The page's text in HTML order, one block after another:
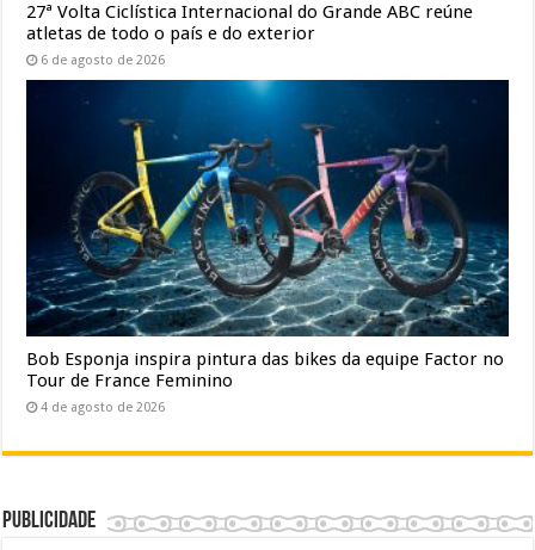
27ª Volta Ciclística Internacional do Grande ABC reúne
atletas de todo o país e do exterior
6 de agosto de 2026
Bob Esponja inspira pintura das bikes da equipe Factor no
Tour de France Feminino
4 de agosto de 2026
Publicidade